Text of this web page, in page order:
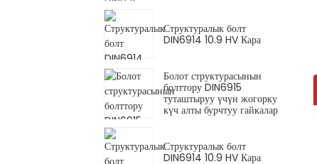
Структуралык болт
DIN6914 10.9 HV Кара
Болот структурасынын
болттору DIN6915
туташтыруу үчүн жогорку
күч алты бурчтуу гайкалар
Структуралык болт
DIN6914 10.9 HV Кара